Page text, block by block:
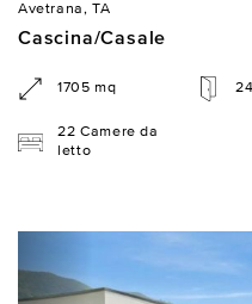
Avetrana, TA
Cascina/Casale
1705 mq
22 Camere da
letto